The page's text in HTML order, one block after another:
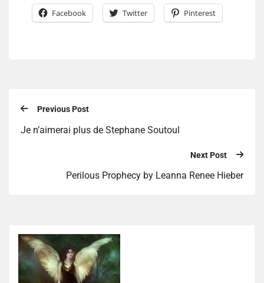
Facebook Twitter Pinterest
Previous Post
Je n’aimerai plus de Stephane Soutoul
Next Post
Perilous Prophecy by Leanna Renee Hieber